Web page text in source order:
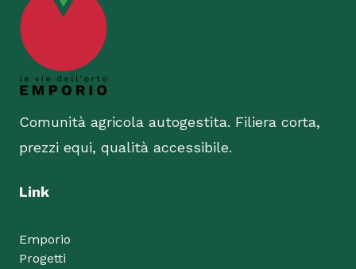
Comunità agricola autogestita. Filiera corta,
prezzi equi, qualità accessibile.
Link
Emporio
Progetti